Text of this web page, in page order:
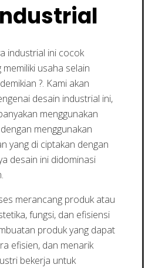
industrial ini cocok
usaha selain
?. Kami akan
desain industrial ini,
menggunakan
menggunakan
yang di ciptakan dengan
desain ini didominasi
merancang produk atau
fungsi, dan efisiensi
produk yang dapat
efisien, dan menarik
bekerja untuk